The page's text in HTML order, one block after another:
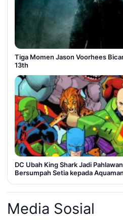
Tiga Momen Jason Voorhees
13th
DC Ubah King Shark Jadi
Bersumpah Setia kepada Aquaman
Media Sosial